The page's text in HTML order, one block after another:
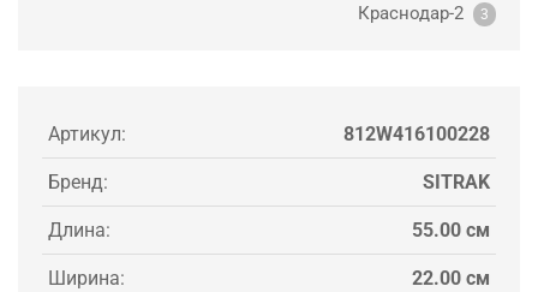
Краснодар-2 3
Артикул: 812W416100228
Бренд: SITRAK
Длина: 55.00 см
Ширина: 22.00 см